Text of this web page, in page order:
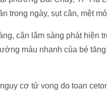
trong ngày, sụt cân, mệt
cận lâm sàng phát hiện
máu nhanh của bé
cơ tử vong do toan